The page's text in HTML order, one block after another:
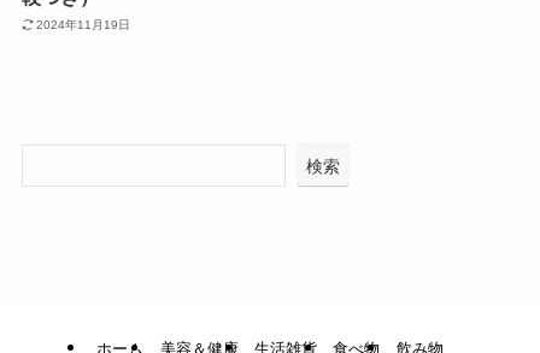
2024年11月19日
検索
ホーム 美容＆健康 生活雑貨 食べ物 飲み物